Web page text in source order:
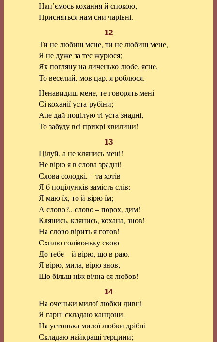
Нап’ємось кохання й спокою,
Присняться нам сни чарівні.
12
Ти не любиш мене, ти не любиш мене,
Я не дуже за теє журюся;
Як погляну на личенько любе, ясне,
То веселий, мов цар, я роблюся.
Ненавидиш мене, те говорять мені
Сі коханії уста-рубіни;
Але дай поцілую ті уста знадні,
То забуду всі прикрі хвилини!
13
Цілуй, а не клянись мені!
Не вірю я в слова зрадні!
Слова солодкі, – та хотів
Я б поцілунків замість слів:
Я маю їх, то й вірю їм;
А слово?.. слово – порох, дим!
Клянись, клянись, кохана, знов!
На слово вірить я готов!
Схилю голівоньку свою
До тебе – й вірю, що в раю.
Я вірю, мила, вірю знов,
Що більш ніж вічна ся любов!
14
На оченьки милої любки дивні
Я гарні складаю канцони,
На устонька милої любки дрібні
Складаю найкращі терцини;